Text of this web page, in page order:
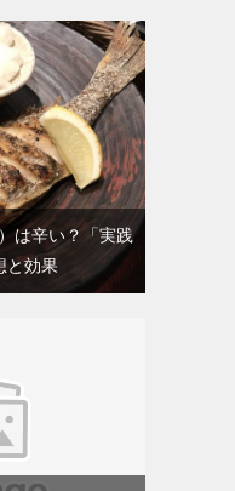
は辛い？「実践
と効果